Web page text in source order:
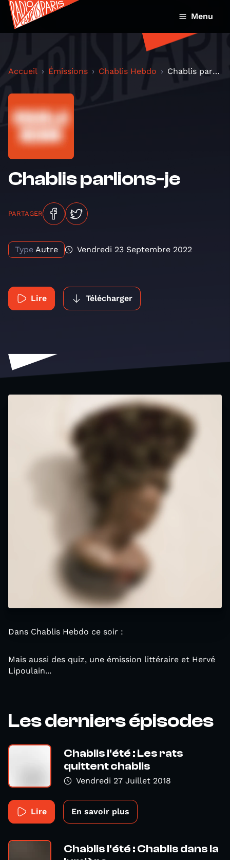
Menu
Accueil Émissions Chablis Hebdo Chablis parlions-je
Chablis parlions-je
PARTAGER
Type Autre Vendredi 23 Septembre 2022
Lire Télécharger
Dans Chablis Hebdo ce soir :
Mais aussi des quiz, une émission littéraire et Hervé
Lipoulain...
Les derniers épisodes
Chablis l'été : Les rats
quittent chablis
Vendredi 27 Juillet 2018
Lire En savoir plus
Chablis l'été : Chablis dans la